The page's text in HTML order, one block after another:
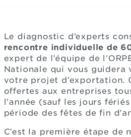
Le diagnostic d’experts
rencontre individuelle de
expert de l’équipe de
Nationale qui vous guidera
votre projet d’exportation.
offertes aux entreprises
l’année (sauf les jours
période des fêtes de fin
C’est la première étape de